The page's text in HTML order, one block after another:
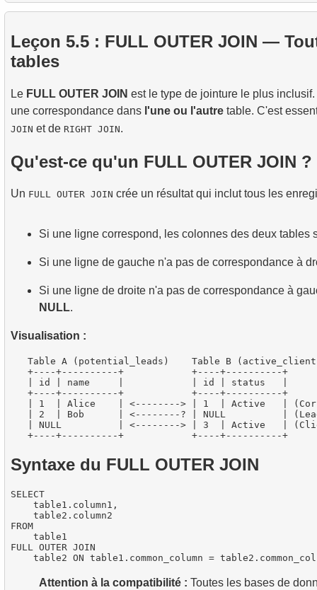
5.
1.L'option de vol la plus rapide
2.Calculer le taux d'occupation moyen des vols
Leçon 5.5 : FULL OUTER JOIN —
tables
Le FULL OUTER JOIN est le type de jointure le plus
une correspondance dans l'une ou l'autre table. C'est
JOIN et de RIGHT JOIN.
Qu'est-ce qu'un FULL OUTER JOIN ?
Un FULL OUTER JOIN crée un résultat qui inclut tous les
Si une ligne correspond, les colonnes des deux tables
Si une ligne de gauche n'a pas de correspondance à
Si une ligne de droite n'a pas de correspondance à
NULL.
Visualisation :
Table A (potential_leads)    Table B
   +----+----------+            +----+----------+
   | id | name     |            | id | status   |
   +----+----------+            +----+----------+
| 1  | Alice    | <--------> | 1  | Active   |
| 2  | Bob      | <--------? | NULL          |
| NULL          | <--------> | 3  | Active   |
Syntaxe du FULL OUTER JOIN
SELECT
    table1.column1,
    table2.column2
FROM
    table1
FULL OUTER JOIN
Attention à la compatibilité : Toutes les bases de